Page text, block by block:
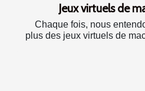
Jeux virtuels de
Chaque fois, nous
plus des jeux virtuels de